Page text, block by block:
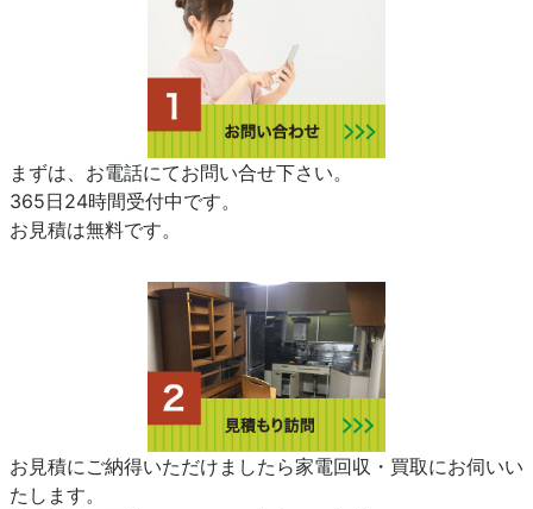
まずは、お電話にてお問い合せ下さい。
365日24時間受付中です。
お見積は無料です。
お見積にご納得いただけましたら家電回収・買取にお伺いい
たします。